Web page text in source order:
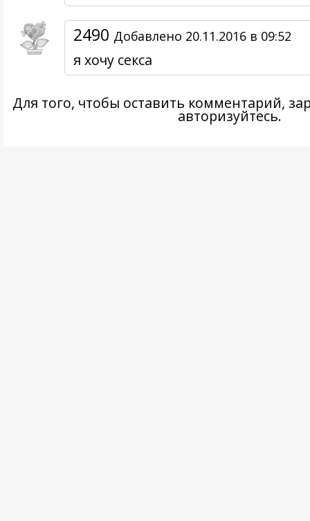
2490 Добавлено 20.11.2016 в 09:52
я хочу секса
Для того, чтобы оставить комментарий,
авторизуйтесь.